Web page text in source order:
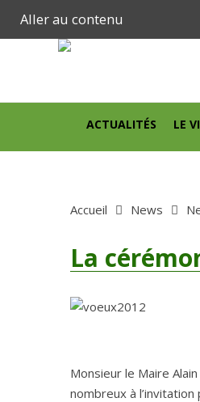
Aller au contenu
ACTUALITÉS LE
Accueil News
La
Monsieur le Maire
nombreux à